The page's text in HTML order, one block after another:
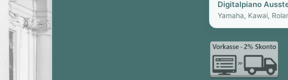
Digitalpiano
Yamaha, Kawai,